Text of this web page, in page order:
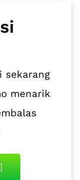
sekarang
menarik